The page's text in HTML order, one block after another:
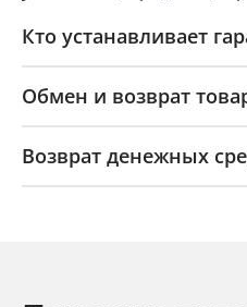
Кто устанавливает
Обмен и возврат
Возврат денежных